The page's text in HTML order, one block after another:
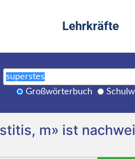
Lehrkräfte
Großwörterbuch
m» ist